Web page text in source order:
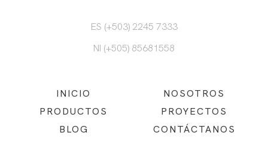
ES (+503) 2245 7333
NI (+505) 85681558
INICIO
NOSOTROS
PRODUCTOS
PROYECTOS
BLOG
CONTÁCTANOS